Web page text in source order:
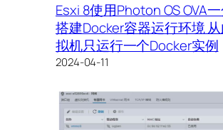
Esxi 8使用Photon OS OVA
搭建Docker容器运行环境
拟机只运行一个Docker实例
2024-04-11